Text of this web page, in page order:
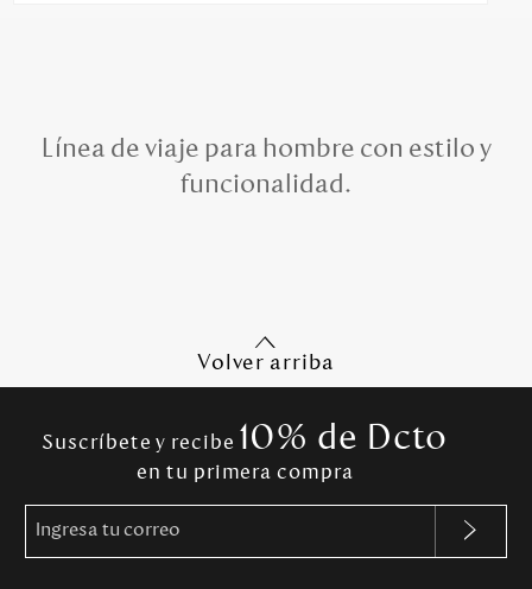
Línea de viaje para hombre con estilo y
funcionalidad.
Volver arriba
Suscríbete y recibe 10% de Dcto
en tu primera compra